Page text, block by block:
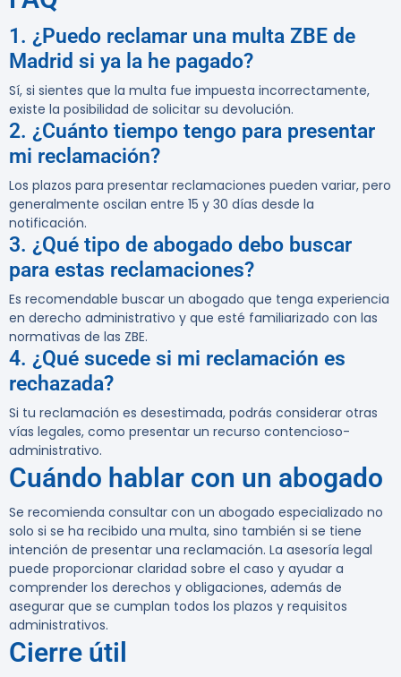
1. ¿Puedo reclamar una multa ZBE de
Madrid si ya la he pagado?
Sí, si sientes que la multa fue impuesta incorrectamente,
existe la posibilidad de solicitar su devolución.
2. ¿Cuánto tiempo tengo para presentar
mi reclamación?
Los plazos para presentar reclamaciones pueden variar, pero
generalmente oscilan entre 15 y 30 días desde la
notificación.
3. ¿Qué tipo de abogado debo buscar
para estas reclamaciones?
Es recomendable buscar un abogado que tenga experiencia
en derecho administrativo y que esté familiarizado con las
normativas de las ZBE.
4. ¿Qué sucede si mi reclamación es
rechazada?
Si tu reclamación es desestimada, podrás considerar otras
vías legales, como presentar un recurso contencioso-
administrativo.
Cuándo hablar con un abogado
Se recomienda consultar con un abogado especializado no
solo si se ha recibido una multa, sino también si se tiene
intención de presentar una reclamación. La asesoría legal
puede proporcionar claridad sobre el caso y ayudar a
comprender los derechos y obligaciones, además de
asegurar que se cumplan todos los plazos y requisitos
administrativos.
Cierre útil